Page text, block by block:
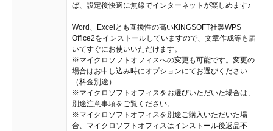
ば、設定後快適に無線でインターネットが楽しめます♪
Word、Excelとも互換性の高いKINGSOFT社製WPS
Office2をインストールしていますので、文章作成等も届
いてすぐにお使いいただけます。
※マイクロソフトオフィスへの変更も可能です。変更の
場合はお申し込み時にオプションにてお選びください
（料金別途）
※マイクロソフトオフィスをお選びいただいた場合は、
別途注意事項をご覧ください。
※マイクロソフトオフィスを別途ご購入いただいた場
合、マイクロソフトオフィスはインストール後返品不